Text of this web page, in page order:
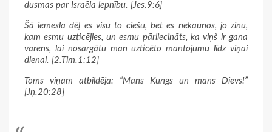
dusmas par Israēla lepnību. [Jes.9:6]
Šā iemesla dēļ es visu to ciešu, bet es nekaunos, jo zinu,
kam esmu uzticējies, un esmu pārliecināts, ka viņš ir gana
varens, lai nosargātu man uzticēto mantojumu līdz viņai
dienai. [2.Tim.1:12]
Toms viņam atbildēja: “Mans Kungs un mans Dievs!”
[Jņ.20:28]